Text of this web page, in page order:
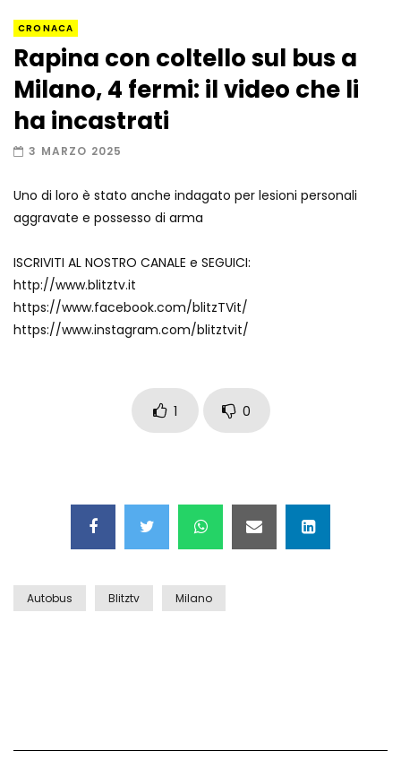
Un metro di neve in poche ore a Prato
Nevoso
Roma, la metro C diventa un museo:
ecco cosa c’è nelle nuove stazioni
Lucca, blitz della Finanza nello studio
medico abusivo
showroom
brillare
attimi dopo lo scontro
CRONACA
Rapina con coltello sul bus a
Milano, 4 fermi: il video che li
ha incastrati
3 MARZO 2025
Uno di loro è stato anche indagato per lesioni personali
aggravate e possesso di arma
ISCRIVITI AL NOSTRO CANALE e SEGUICI:
http://www.blitztv.it
https://www.facebook.com/blitzTVit/
https://www.instagram.com/blitztvit/
1 0
Autobus Blitztv Milano